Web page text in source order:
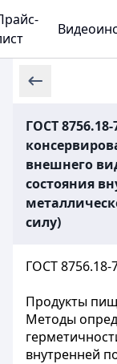
ГОСТ
внешнего
состояния
силу)
ГОСТ 8756.18-
Продукты
Методы
внутренней